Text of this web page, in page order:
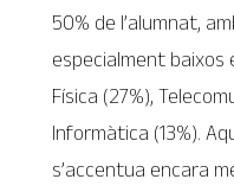
50% de l’alumnat,
especialment baixos
Física (27%),
Informàtica (13%).
s’accentua encara